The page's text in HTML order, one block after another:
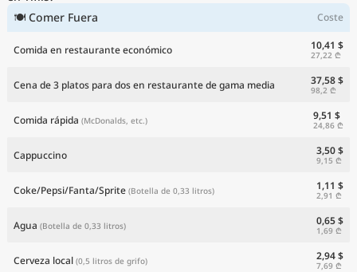
🍽 Comer Fuera
Coste
Comida en restaurante económico 10,41 $
27,22 ₾
Cena de 3 platos para dos en restaurante de gama media 37,58 $
98,2 ₾
Comida rápida (McDonalds, etc.) 9,51 $
24,86 ₾
Cappuccino 3,50 $
9,15 ₾
Coke/Pepsi/Fanta/Sprite (Botella de 0,33 litros) 1,11 $
2,91 ₾
Agua (Botella de 0,33 litros) 0,65 $
1,69 ₾
Cerveza local (0,5 litros de grifo) 2,94 $
7,69 ₾